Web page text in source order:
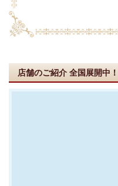
店舗のご紹介 全国展開中！